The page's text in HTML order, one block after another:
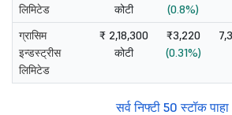
लिमिटेड
कोटी
(0.8%)
ग्रासिम
इन्डस्ट्रीस
लिमिटेड
₹ 2,18,300
कोटी
₹3,220
(0.31%)
सर्व निफ्टी 50 स्टॉक पाहा